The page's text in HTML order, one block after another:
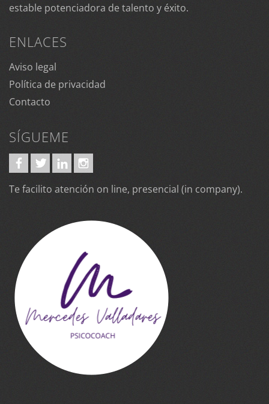
estable potenciadora de talento y éxito.
ENLACES
Aviso legal
Política de privacidad
Contacto
SÍGUEME
Te facilito atención on line, presencial (in company).